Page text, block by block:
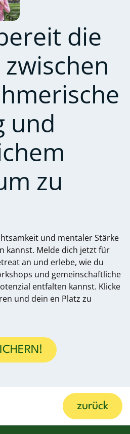
die
und
zu
und mentaler Stärke
kannst. Melde dich jetzt für
an und erlebe, wie du
und gemeinschaftliche
entfalten kannst. Klicke
und dein en Platz zu
zurück